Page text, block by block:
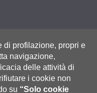
di profilazione, propri e
navigazione,
delle attività di
i cookie non
su “Solo cookie